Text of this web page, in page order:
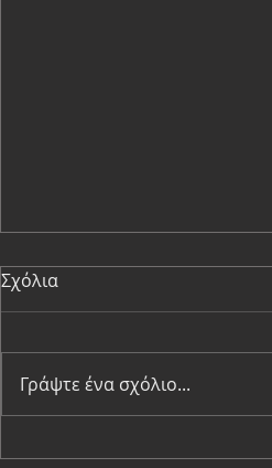
Σχόλια
Γράψτε ένα σχόλιο...